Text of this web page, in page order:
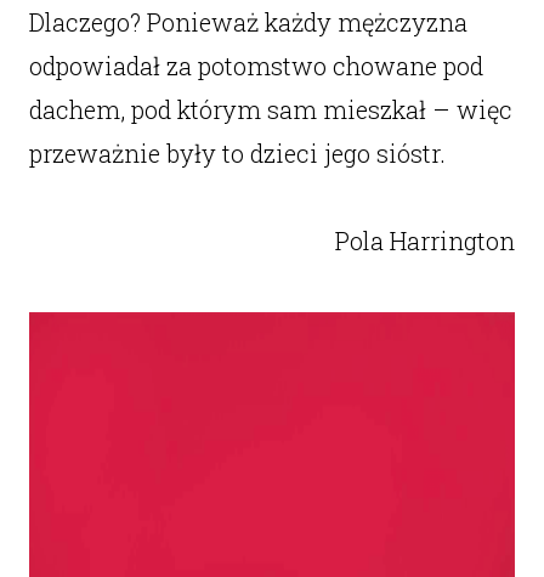
Dlaczego? Ponieważ każdy mężczyzna
odpowiadał za potomstwo chowane pod
dachem, pod którym sam mieszkał – więc
przeważnie były to dzieci jego sióstr.
Pola Harrington